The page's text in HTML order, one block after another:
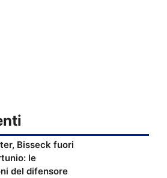
Bisseck fuori
le
del difensore